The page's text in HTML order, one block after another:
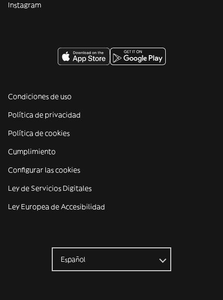
Instagram
Condiciones de uso
Política de privacidad
Política de cookies
Cumplimiento
Configurar las cookies
Ley de Servicios Digitales
Ley Europea de Accesibilidad